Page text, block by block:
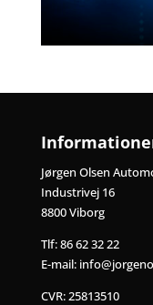
Jørgen Olsen
Industrivej 16
8800 Viborg
Tlf:86 62 32 22
E-mail:
CVR: 25813510